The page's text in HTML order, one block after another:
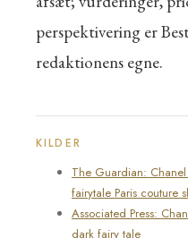
perspektivering er
redaktionens egne.
KILDER
The Guardian:
fairytale Paris couture
Associated Press:
dark fairy tale